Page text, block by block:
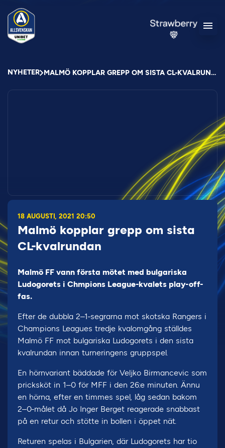
NYHETER MALMÖ KOPPLAR GREPP OM SISTA CL-KVALRUNDAN
18 AUGUSTI, 2021 20:50
Malmö kopplar grepp om sista
CL-kvalrundan
Malmö FF vann första mötet med bulgariska
Ludogorets i Chmpions League-kvalets play-off-
fas.
Efter de dubbla 2–1-segrarna mot skotska Rangers i
Champions Leagues tredje kvalomgång ställdes
Malmö FF mot bulgariska Ludogorets i den sista
kvalrundan innan turneringens gruppspel.
En hörnvariant bäddade för Veljko Birmancevic som
pricksköt in 1–0 för MFF i den 26:e minuten. Ännu
en hörna, efter en timmes spel, låg sedan bakom
2–0-målet då Jo Inger Berget reagerade snabbast
på en retur och stötte in bollen i öppet nät.
Returen spelas i Bulgarien, där Ludogorets har tio